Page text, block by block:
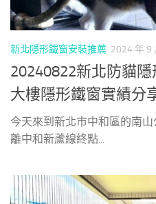
新北隱形鐵窗安裝推薦 2024 年 9
20240822新北防貓
大樓隱形鐵窗實績分
今天來到新北市中和區的南
離中和新蘆線終點...